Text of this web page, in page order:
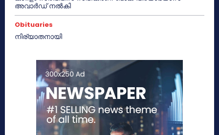
അവാർഡ് നൽകി
Obituaries
നിര്യാതനായി